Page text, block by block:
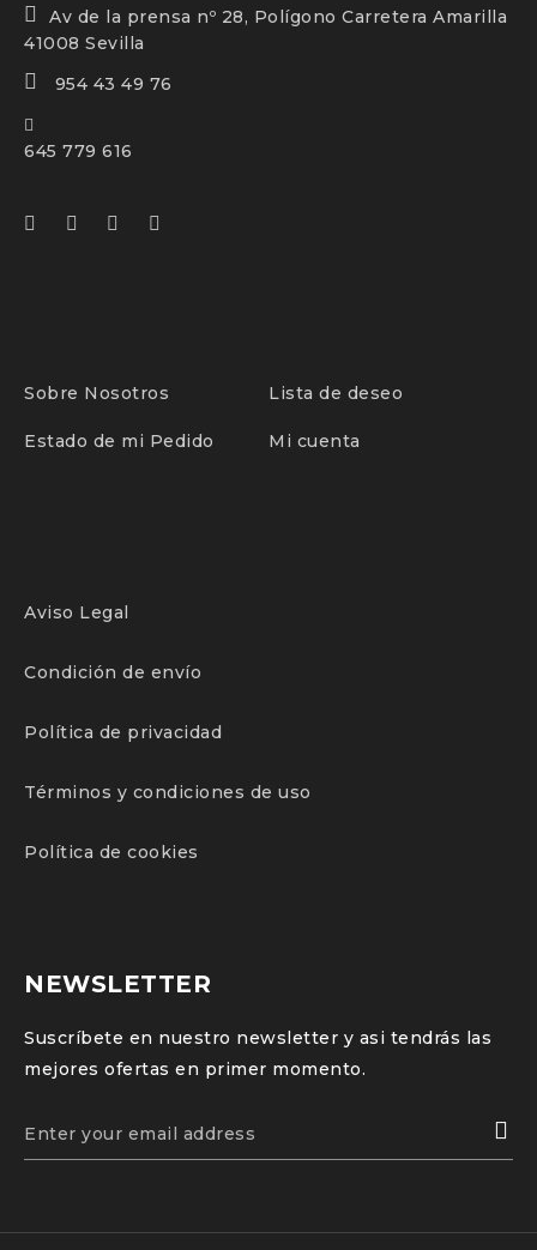
Av de la prensa nº 28, Polígono Carretera Amarilla
41008 Sevilla
954 43 49 76
645 779 616
Sobre Nosotros Lista de deseo
Estado de mi Pedido Mi cuenta
Aviso Legal
Condición de envío
Política de privacidad
Términos y condiciones de uso
Política de cookies
NEWSLETTER
Suscríbete en nuestro newsletter y asi tendrás las
mejores ofertas en primer momento.